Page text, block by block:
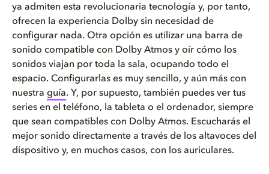
ya admiten esta revolucionaria tecnología y, por tanto,
ofrecen la experiencia Dolby sin necesidad de
configurar nada. Otra opción es utilizar una barra de
sonido compatible con Dolby Atmos y oír cómo los
sonidos viajan por toda la sala, ocupando todo el
espacio. Configurarlas es muy sencillo, y aún más con
nuestra guía. Y, por supuesto, también puedes ver tus
series en el teléfono, la tableta o el ordenador, siempre
que sean compatibles con Dolby Atmos. Escucharás el
mejor sonido directamente a través de los altavoces del
dispositivo y, en muchos casos, con los auriculares.